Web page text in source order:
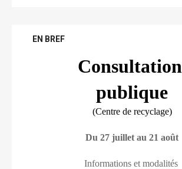
EN BREF
Consultation
publique
(Centre de recyclage)
Du 27 juillet au 21 août
Informations et modalités